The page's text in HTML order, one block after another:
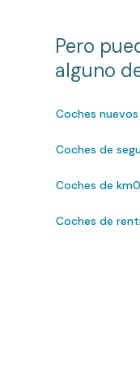
Pero
alguno
Coches nuevos
Coches de
Coches de km0
Coches de